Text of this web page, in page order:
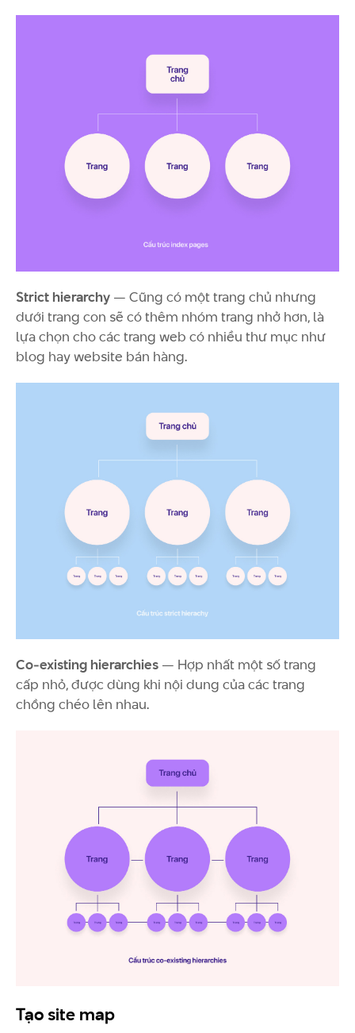
Strict hierarchy — Cũng có một trang chủ nhưng
dưới trang con sẽ có thêm nhóm trang nhở hơn, là
lựa chọn cho các trang web có nhiều thư mục như
blog hay website bán hàng.
Co-existing hierarchies — Hợp nhất một số trang
cấp nhỏ, được dùng khi nội dung của các trang
chồng chéo lên nhau.
Tạo site map